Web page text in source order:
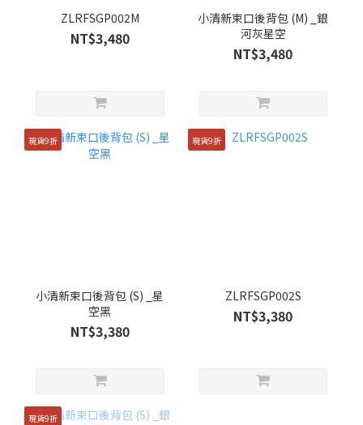
ZLRFSGP002M
NT$3,480
小清新束口後背包 (M) _銀
河灰星空
NT$3,480
現貨9折
小清新束口後背包 (S) _星
空黑
NT$3,380
現貨9折
ZLRFSGP002S
NT$3,380
現貨9折